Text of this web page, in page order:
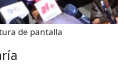
de pantalla